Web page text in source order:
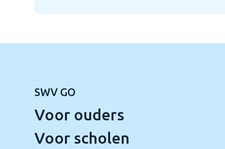
SWV GO
Voor ouders
Voor scholen